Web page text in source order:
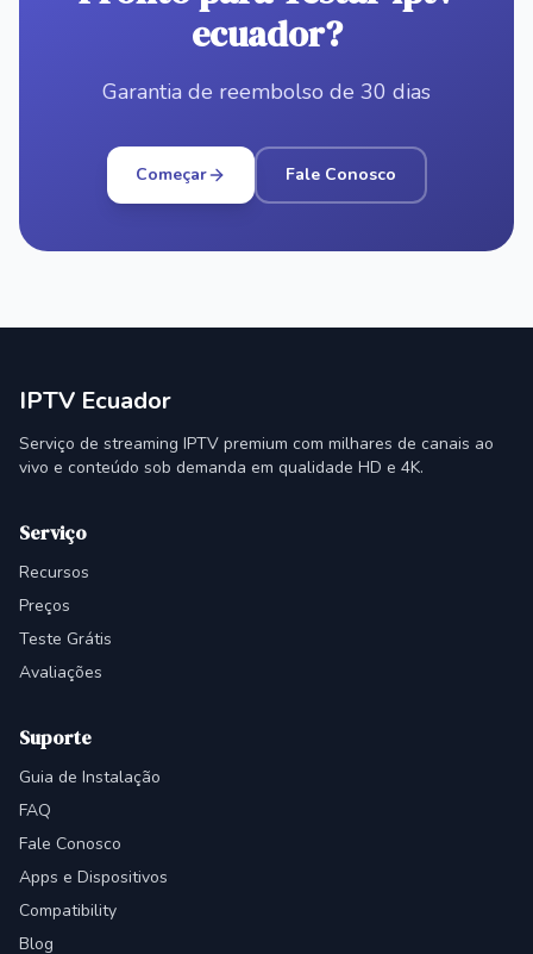
ecuador?
Garantia de reembolso de 30 dias
Começar Fale Conosco
IPTV Ecuador
Serviço de streaming IPTV premium com milhares de canais ao
vivo e conteúdo sob demanda em qualidade HD e 4K.
Serviço
Recursos
Preços
Teste Grátis
Avaliações
Suporte
Guia de Instalação
FAQ
Fale Conosco
Apps e Dispositivos
Compatibility
Blog